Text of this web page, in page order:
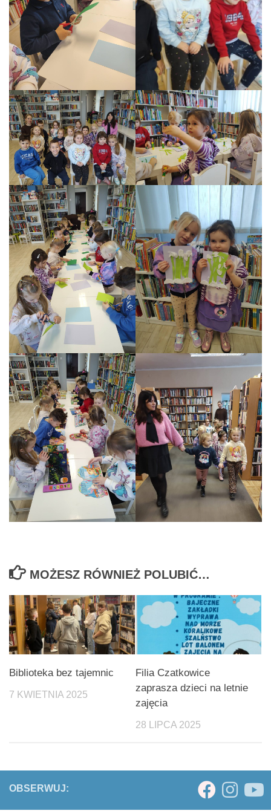
MOŻESZ RÓWNIEŻ POLUBIĆ…
Biblioteka bez tajemnic
7 KWIETNIA 2025
Filia Czatkowice
zaprasza dzieci na letnie
zajęcia
28 LIPCA 2025
OBSERWUJ: